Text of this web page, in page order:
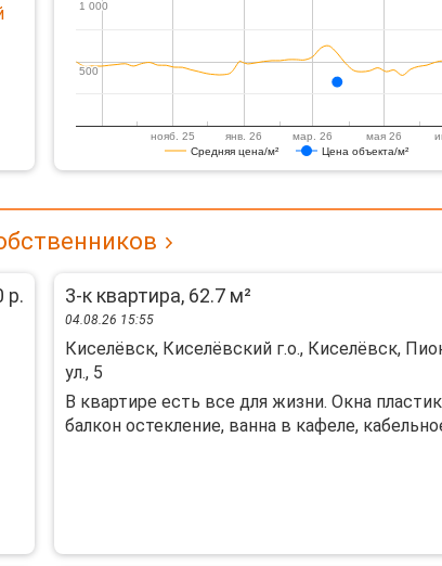
Средняя цена/м² Цена объекта/м²
нояб. 25 янв. 26 мар. 26 мая 26
500
500
1 000
1 000
р. 3-к квартира, 62.7 м²
04.08.26 15:55
Киселёвск, Киселёвский г.о., Киселёвск,
ул., 5
В квартире есть все для жизни. Окна
балкон остекление, ванна в кафеле,